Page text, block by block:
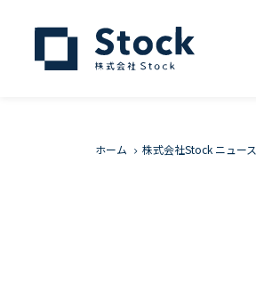
ホーム 株式会社Stock ニュース